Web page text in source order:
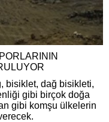
bisiklet, dağ bisikleti,
gibi birçok doğa
gibi komşu ülkelerin